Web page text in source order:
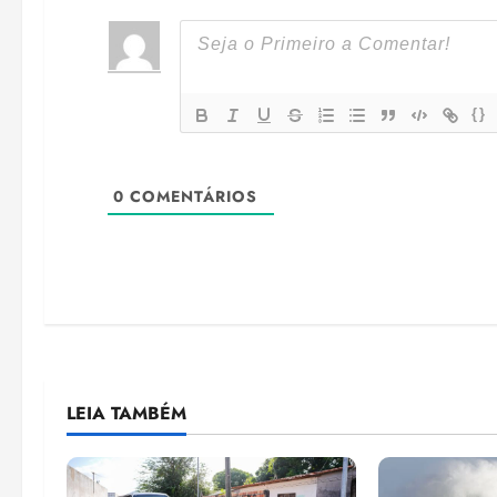
{}
0 COMENTÁRIOS
LEIA TAMBÉM